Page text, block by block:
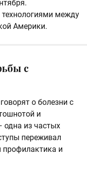
между
Америки.
с
о болезни с
и
одна из частых
переживал
и